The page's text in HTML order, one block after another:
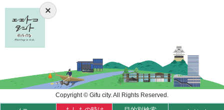
Copyright © Gifu city. All Rights Reserved.